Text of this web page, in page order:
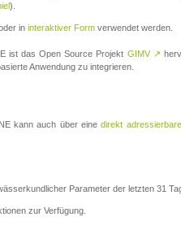
).
in interaktiver Form verwendet werden.
ist das Open Source Projekt GIMV ↗
Anwendung zu integrieren.
kann auch über einedirekt adressierbare
Parameter der letzten 31
zur Verfügung.